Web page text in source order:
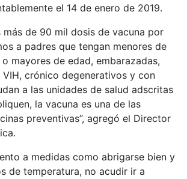
el 14 de enero de 2019.
más de 90 mil dosis de vacuna por
a padres que tengan menores de
mayores de edad, embarazadas,
VIH, crónico degenerativos y con
a las unidades de salud adscritas
la vacuna es una de las
preventivas”, agregó el Director
a medidas como abrigarse bien y
de temperatura, no acudir ir a